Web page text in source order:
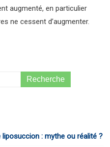
augmenté, en particulier
ne cessent d’augmenter.
: mythe ou réalité ?